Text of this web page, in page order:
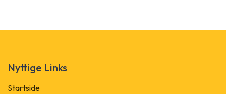
Nyttige Links
Startside